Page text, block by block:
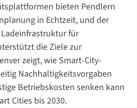
bieten Pendlern
in Echtzeit, und der
für
die Ziele zur
zeigt, wie Smart-City-
Nachhaltigkeitsvorgaben
Betriebskosten senken kann
Cities bis 2030.